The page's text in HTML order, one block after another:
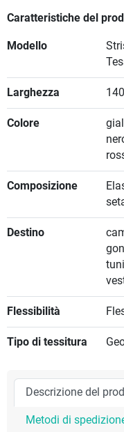
Caratteristiche del
Modello
Larghezza 140
Colore
Composizione
Destino
Flessibilità
Tipo di tessitura
Descrizione del
Metodi di